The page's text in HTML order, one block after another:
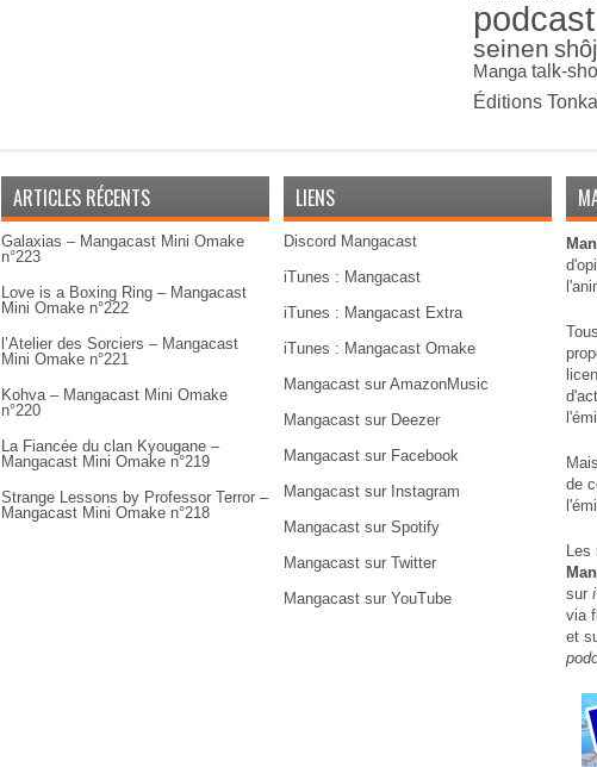
seinen
Manga talk-
Éditions
ARTICLES RÉCENTS
Galaxias – Mangacast Mini Omake
n°223
Love is a Boxing Ring – Mangacast
Mini Omake n°222
l’Atelier des Sorciers – Mangacast
Mini Omake n°221
Kohva – Mangacast Mini Omake
n°220
La Fiancée du clan Kyougane –
Mangacast Mini Omake n°219
Strange Lessons by Professor Terror –
Mangacast Mini Omake n°218
LIENS
Discord Mangacast
iTunes : Mangacast
iTunes : Mangacast Extra
iTunes : Mangacast Omake
Mangacast sur AmazonMusic
Mangacast sur Deezer
Mangacast sur Facebook
Mangacast sur Instagram
Mangacast sur Spotify
Mangacast sur Twitter
Mangacast sur YouTube
de
Les
sur
via
et